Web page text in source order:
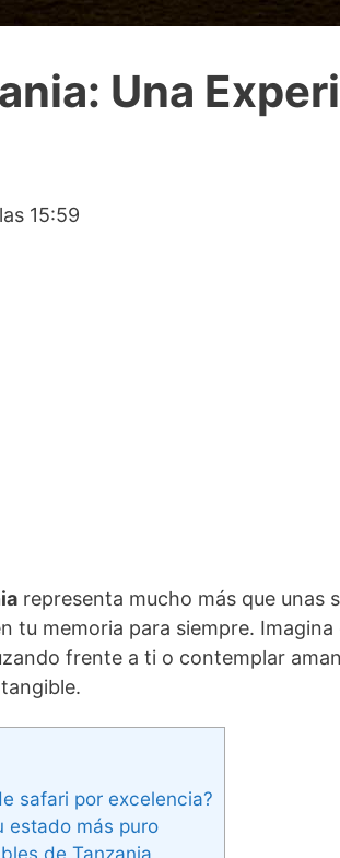
Una
15:59
representa mucho más que unas
tu memoria para siempre.
frente a ti o contemplar
safari por excelencia?
estado más puro